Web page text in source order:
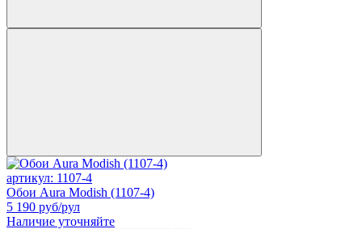
артикул: 1107-4
Обои Aura Modish (1107-4)
5 190 руб/рул
Наличие уточняйте